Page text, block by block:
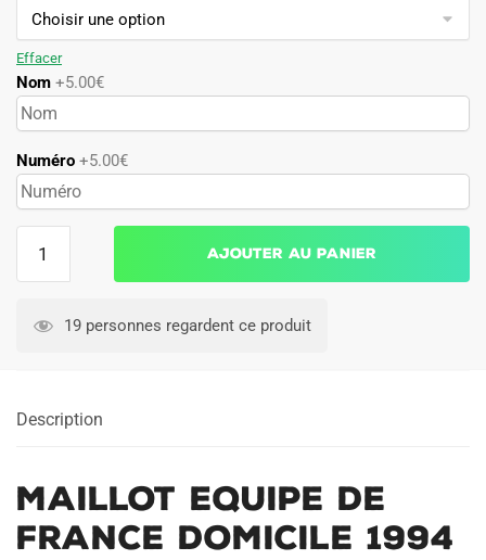
79.90€.49.90€.
Effacer
Nom +5.00€
Numéro +5.00€
Equipe
1994
Ajouter au panier
19 personnes regardent ce produit
Description
Maillot Equipe de
France Domicile 1994